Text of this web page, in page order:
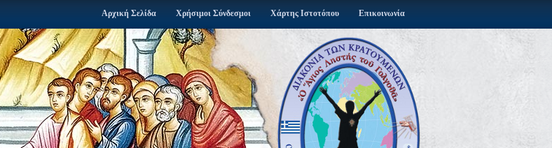
Αρχική Σελίδα Χρήσιμοι Σύνδεσμοι Χάρτης Ιστοτόπου Επικοινωνία